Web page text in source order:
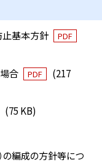
基本方針 PDF
合
PDF
(217
(75 KB)
編成の方針等につ